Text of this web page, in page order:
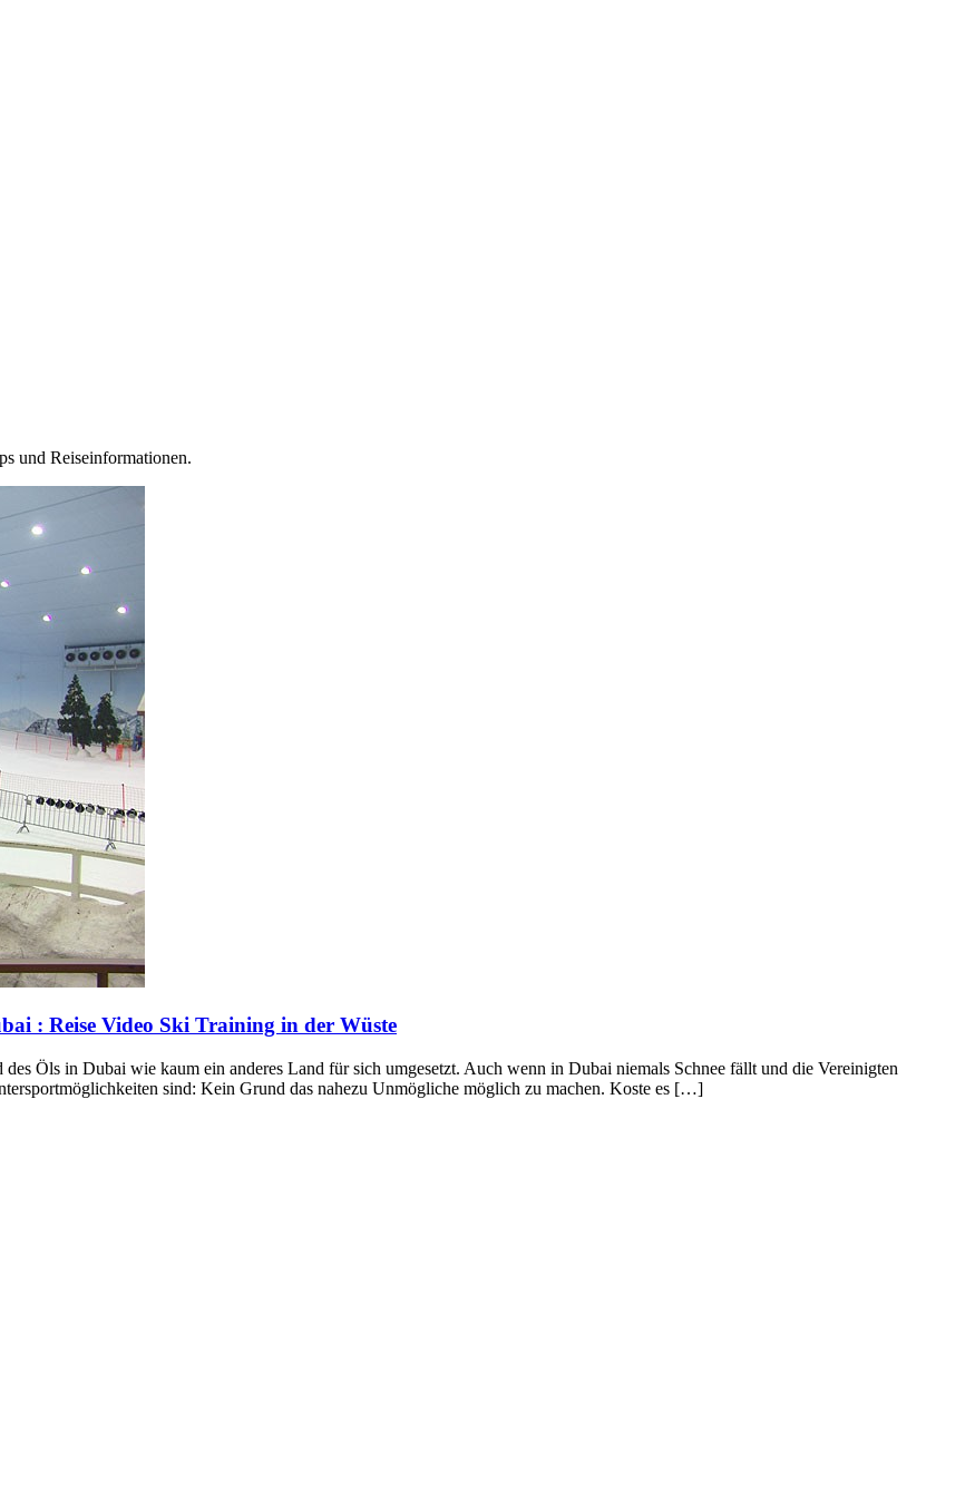
und Reiseinformationen.
: Reise Video Ski Training in der Wüste
Öls in Dubai wie kaum ein anderes Land für sich umgesetzt. Auch wenn in Dubai niemals Schnee fällt und die Vereinigten
sind: Kein Grund das nahezu Unmögliche möglich zu machen. Koste es […]